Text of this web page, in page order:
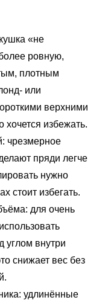
«не
ровную,
плотным
или
верхними
хочется избежать.
чрезмерное
пряди легче
нужно
стоит избегать.
для очень
внутри
снижает вес без
удлинённые